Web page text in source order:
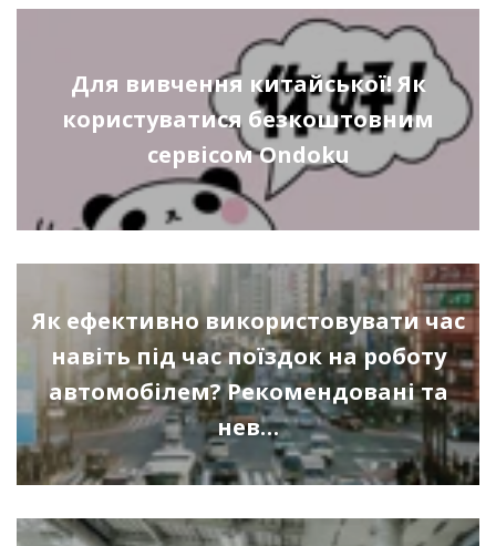
Для вивчення китайської! Як
користуватися безкоштовним
сервісом Ondoku
Як ефективно використовувати час
навіть під час поїздок на роботу
автомобілем? Рекомендовані та
нев…